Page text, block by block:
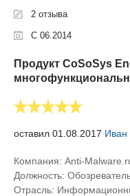
2 отзыва
С 06.2014
Продукт CoSoSys
оставил 01.08.2017 Иван
Компания: Anti-
Должность:
Отрасль: